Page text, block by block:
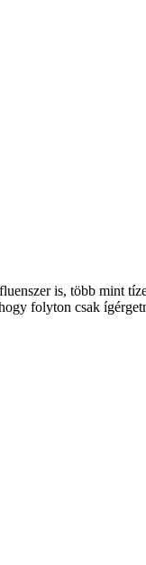
is, több mint
folyton csak